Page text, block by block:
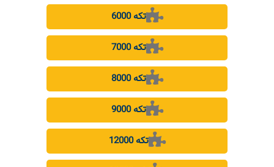
6000 تکه
7000 تکه
8000 تکه
9000 تکه
12000 تکه